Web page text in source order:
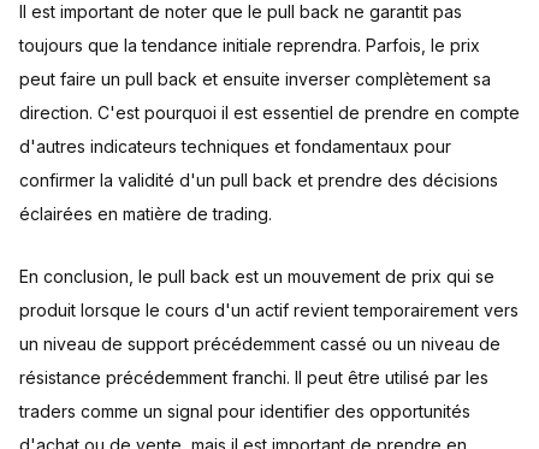
Il est important de noter que le pull back ne garantit pas
toujours que la tendance initiale reprendra. Parfois, le prix
peut faire un pull back et ensuite inverser complètement sa
direction. C'est pourquoi il est essentiel de prendre en compte
d'autres indicateurs techniques et fondamentaux pour
confirmer la validité d'un pull back et prendre des décisions
éclairées en matière de trading.
En conclusion, le pull back est un mouvement de prix qui se
produit lorsque le cours d'un actif revient temporairement vers
un niveau de support précédemment cassé ou un niveau de
résistance précédemment franchi. Il peut être utilisé par les
traders comme un signal pour identifier des opportunités
d'achat ou de vente, mais il est important de prendre en